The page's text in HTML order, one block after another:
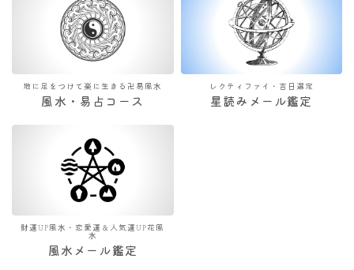
地に足をつけて楽に生きる卍易風水
風水・易占コース
レクティファイ・吉日選定
星読みメール鑑定
財運UP風水・恋愛運＆人気運UP花風
水
風水メール鑑定